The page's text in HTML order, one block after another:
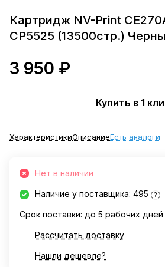
Картридж NV-Print
CP5525 (13500стр.)
3 950 ₽
Купить в 1
ХарактеристикиОписаниеЕсть аналоги
Нет в наличии
Наличие у поставщика: 495 ?
Срок поставки: до 5 рабочих дней
Рассчитать доставку
Нашли дешевле?